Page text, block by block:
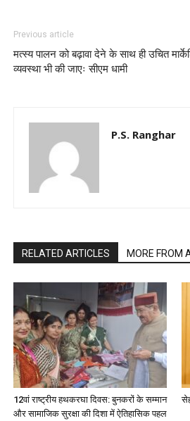
Previous article
मत्स्य पालन को बढ़ावा देने के साथ ही उचित
व्यवस्था भी की जाएः सीएम धामी
P.S. Ranghar
RELATED ARTICLES MORE FROM
12वां राष्ट्रीय हथकरघा दिवस: बुनकरों के सम्मान
और सामाजिक सुरक्षा की दिशा में ऐतिहासिक पहल